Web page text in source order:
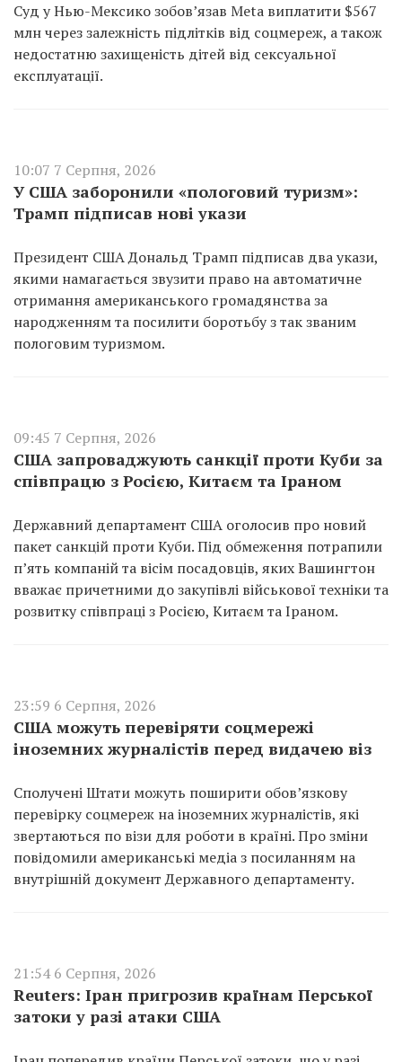
Суд у Нью-Мексико зобов’язав Meta виплатити $567
млн через залежність підлітків від соцмереж, а також
недостатню захищеність дітей від сексуальної
експлуатації.
10:07 7 Серпня, 2026
У США заборонили «пологовий туризм»:
Трамп підписав нові укази
Президент США Дональд Трамп підписав два укази,
якими намагається звузити право на автоматичне
отримання американського громадянства за
народженням та посилити боротьбу з так званим
пологовим туризмом.
09:45 7 Серпня, 2026
США запроваджують санкції проти Куби за
співпрацю з Росією, Китаєм та Іраном
Державний департамент США оголосив про новий
пакет санкцій проти Куби. Під обмеження потрапили
п’ять компаній та вісім посадовців, яких Вашингтон
вважає причетними до закупівлі військової техніки та
розвитку співпраці з Росією, Китаєм та Іраном.
23:59 6 Серпня, 2026
США можуть перевіряти соцмережі
іноземних журналістів перед видачею віз
Сполучені Штати можуть поширити обов’язкову
перевірку соцмереж на іноземних журналістів, які
звертаються по візи для роботи в країні. Про зміни
повідомили американські медіа з посиланням на
внутрішній документ Державного департаменту.
21:54 6 Серпня, 2026
Reuters: Іран пригрозив країнам Перської
затоки у разі атаки США